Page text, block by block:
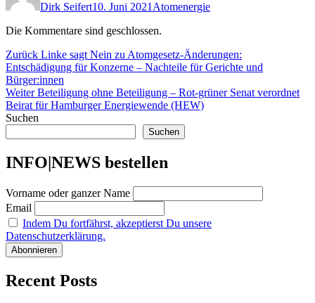
Dirk Seifert10. Juni 2021 Atomenergie
Die Kommentare sind geschlossen.
Beitragsnavigation
Zurück Vorheriger
Beitrag:
Linke sagt Nein zu Atomgesetz-Änderungen:
Entschädigung für Konzerne – Nachteile für Gerichte und
Bürger:innen
Weiter Nächster
Beitrag:
Beteiligung ohne Beteiligung – Rot-grüner Senat verordnet
Beirat für Hamburger Energiewende (HEW)
Suchen
Suchen
INFO|NEWS bestellen
Vorname oder ganzer Name
Email
Indem Du fortfährst, akzeptierst Du unsere
Datenschutzerklärung.
Recent Posts